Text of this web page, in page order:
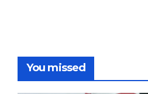
You missed